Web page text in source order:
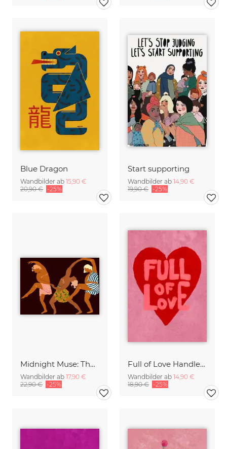
Blue Dragon
Wandbilder ab 15,90 €
20,90 € -25%
Start supporting
Wandbilder ab 14,90 €
19,90 € -25%
Midnight Muse: The Dance of Sisterhood
Wandbilder ab 17,90 €
22,90 € -25%
Full of Love Handlettering
Wandbilder ab 14,90 €
18,90 € -25%